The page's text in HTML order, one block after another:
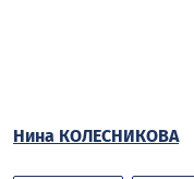
Нина КОЛЕСНИКОВА